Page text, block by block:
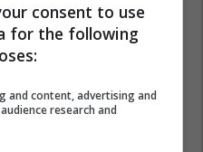
consent to use
for the following
and content, advertising and
research and